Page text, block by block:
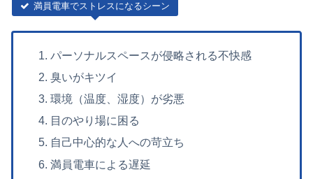
満員電車でストレスになるシーン
パーソナルスペースが侵略される不快感
臭いがキツイ
環境（温度、湿度）が劣悪
目のやり場に困る
自己中心的な人への苛立ち
満員電車による遅延